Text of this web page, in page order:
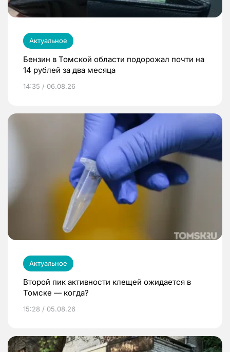
Актуальное
Бензин в Томской области подорожал почти на
14 рублей за два месяца
14:35 / 06.08.26
Актуальное
Второй пик активности клещей ожидается в
Томске — когда?
15:28 / 05.08.26